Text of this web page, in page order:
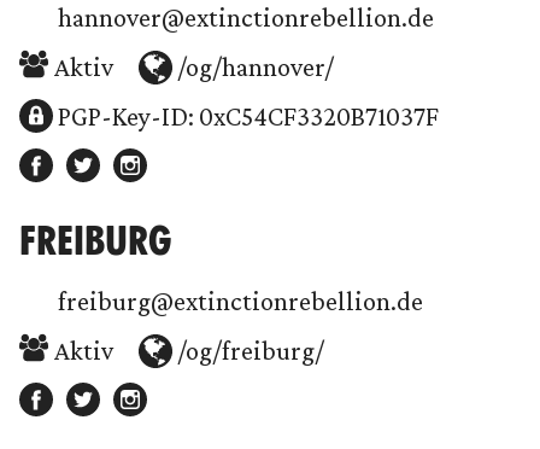
hannover@extinctionrebellion.de
Aktiv
/og/hannover/
PGP-Key-ID: 0xC54CF3320B71037F
FREIBURG
freiburg@extinctionrebellion.de
Aktiv
/og/freiburg/